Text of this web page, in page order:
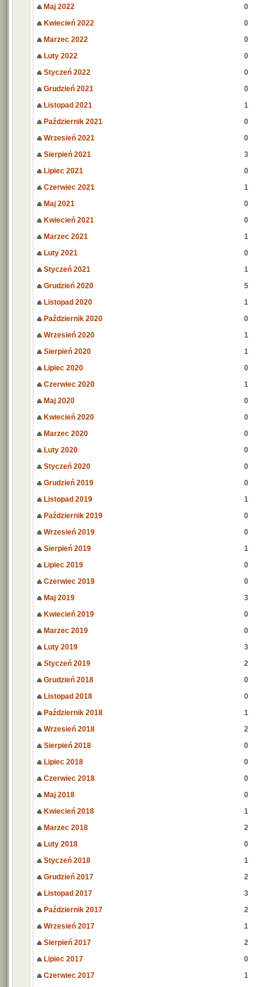
Maj 2022
0
Kwiecień 2022
0
Marzec 2022
0
Luty 2022
0
Styczeń 2022
0
Grudzień 2021
0
Listopad 2021
1
Październik 2021
0
Wrzesień 2021
0
Sierpień 2021
3
Lipiec 2021
0
Czerwiec 2021
1
Maj 2021
0
Kwiecień 2021
0
Marzec 2021
1
Luty 2021
0
Styczeń 2021
1
Grudzień 2020
5
Listopad 2020
1
Październik 2020
0
Wrzesień 2020
1
Sierpień 2020
1
Lipiec 2020
0
Czerwiec 2020
1
Maj 2020
0
Kwiecień 2020
0
Marzec 2020
0
Luty 2020
0
Styczeń 2020
0
Grudzień 2019
0
Listopad 2019
1
Październik 2019
0
Wrzesień 2019
0
Sierpień 2019
1
Lipiec 2019
0
Czerwiec 2019
0
Maj 2019
3
Kwiecień 2019
0
Marzec 2019
0
Luty 2019
3
Styczeń 2019
2
Grudzień 2018
0
Listopad 2018
0
Październik 2018
1
Wrzesień 2018
2
Sierpień 2018
0
Lipiec 2018
0
Czerwiec 2018
0
Maj 2018
0
Kwiecień 2018
1
Marzec 2018
2
Luty 2018
0
Styczeń 2018
1
Grudzień 2017
2
Listopad 2017
3
Październik 2017
2
Wrzesień 2017
1
Sierpień 2017
2
Lipiec 2017
0
Czerwiec 2017
1